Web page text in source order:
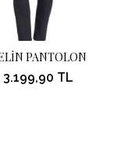
PANTOLON
3.199,90 TL